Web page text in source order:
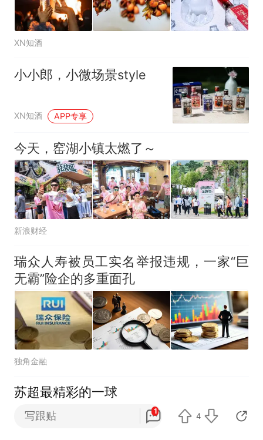
XN知酒
小小郎，小微场景style
XN知酒 APP专享
今天，窑湖小镇太燃了～
新浪财经
瑞众人寿被员工实名举报违规，一家“巨
无霸”险企的多重面孔
独角金融
苏超最精彩的一球
写跟贴 1
4